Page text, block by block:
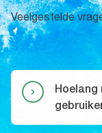
Veelgestelde